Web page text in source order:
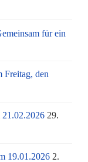
für ein
Freitag, den
21.02.2026 29.
19.01.2026 2.